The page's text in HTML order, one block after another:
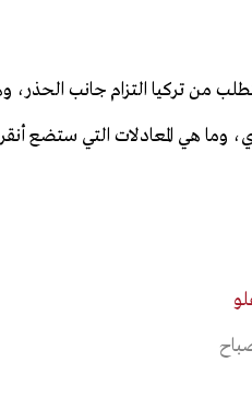
من تركيا التزام جانب الحذر،
وما هي المعادلات التي ستضع